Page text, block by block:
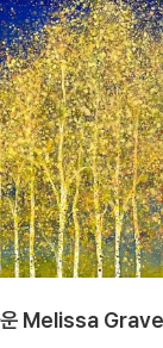
운 Melissa